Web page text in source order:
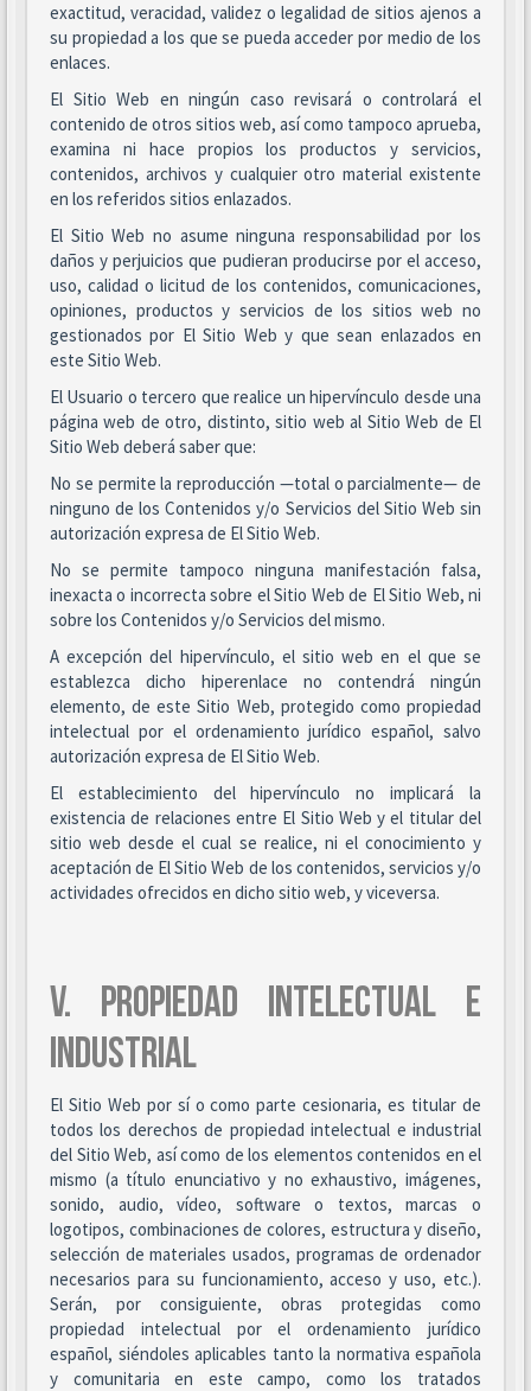
exactitud, veracidad, validez o legalidad de sitios ajenos a
su propiedad a los que se pueda acceder por medio de los
enlaces.
El Sitio Web en ningún caso revisará o controlará el
contenido de otros sitios web, así como tampoco aprueba,
examina ni hace propios los productos y servicios,
contenidos, archivos y cualquier otro material existente
en los referidos sitios enlazados.
El Sitio Web no asume ninguna responsabilidad por los
daños y perjuicios que pudieran producirse por el acceso,
uso, calidad o licitud de los contenidos, comunicaciones,
opiniones, productos y servicios de los sitios web no
gestionados por El Sitio Web y que sean enlazados en
este Sitio Web.
El Usuario o tercero que realice un hipervínculo desde una
página web de otro, distinto, sitio web al Sitio Web de El
Sitio Web deberá saber que:
No se permite la reproducción —total o parcialmente— de
ninguno de los Contenidos y/o Servicios del Sitio Web sin
autorización expresa de El Sitio Web.
No se permite tampoco ninguna manifestación falsa,
inexacta o incorrecta sobre el Sitio Web de El Sitio Web, ni
sobre los Contenidos y/o Servicios del mismo.
A excepción del hipervínculo, el sitio web en el que se
establezca dicho hiperenlace no contendrá ningún
elemento, de este Sitio Web, protegido como propiedad
intelectual por el ordenamiento jurídico español, salvo
autorización expresa de El Sitio Web.
El establecimiento del hipervínculo no implicará la
existencia de relaciones entre El Sitio Web y el titular del
sitio web desde el cual se realice, ni el conocimiento y
aceptación de El Sitio Web de los contenidos, servicios y/o
actividades ofrecidos en dicho sitio web, y viceversa.
V. PROPIEDAD INTELECTUAL E
INDUSTRIAL
El Sitio Web por sí o como parte cesionaria, es titular de
todos los derechos de propiedad intelectual e industrial
del Sitio Web, así como de los elementos contenidos en el
mismo (a título enunciativo y no exhaustivo, imágenes,
sonido, audio, vídeo, software o textos, marcas o
logotipos, combinaciones de colores, estructura y diseño,
selección de materiales usados, programas de ordenador
necesarios para su funcionamiento, acceso y uso, etc.).
Serán, por consiguiente, obras protegidas como
propiedad intelectual por el ordenamiento jurídico
español, siéndoles aplicables tanto la normativa española
y comunitaria en este campo, como los tratados